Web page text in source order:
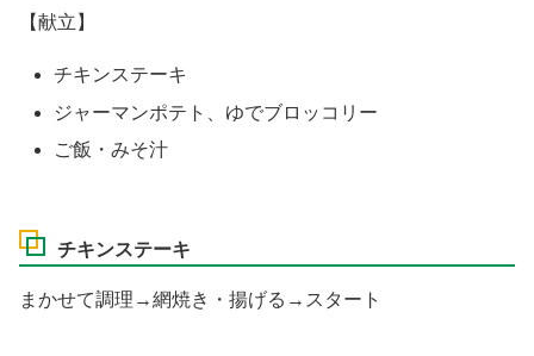
【献立】
チキンステーキ
ジャーマンポテト、ゆでブロッコリー
ご飯・みそ汁
チキンステーキ
まかせて調理→網焼き・揚げる→スタート